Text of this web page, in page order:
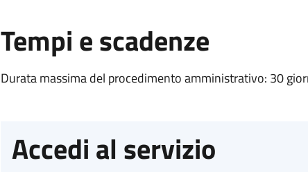
Tempi e scadenze
Durata massima del procedimento amministrativo: 30
Accedi al servizio